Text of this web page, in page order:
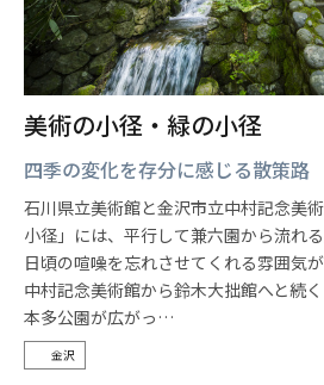
美術の小径・緑の小径
四季の変化を存分に感じる散策路
石川県立美術館と金沢市立中村記念美
小径」には、平行して兼六園から流れ
日頃の喧噪を忘れさせてくれる雰囲気
中村記念美術館から鈴木大拙館へと続
本多公園が広がっ…
金沢